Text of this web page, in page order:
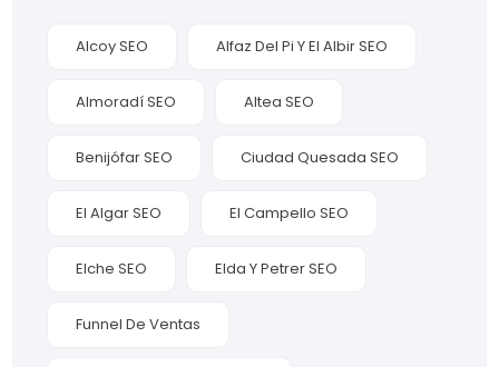
Alcoy SEO Alfaz Del Pi Y El Albir SEO
Almoradí SEO Altea SEO
Benijófar SEO Ciudad Quesada SEO
El Algar SEO El Campello SEO
Elche SEO Elda Y Petrer SEO
Funnel De Ventas